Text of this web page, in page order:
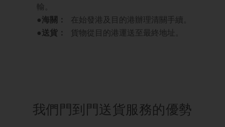
輸。
●海關：
在始發港及目的港辦理清關手續。
●送貨： 貨物從目的港運送至最終地址。
我們門到門送貨服務的優勢